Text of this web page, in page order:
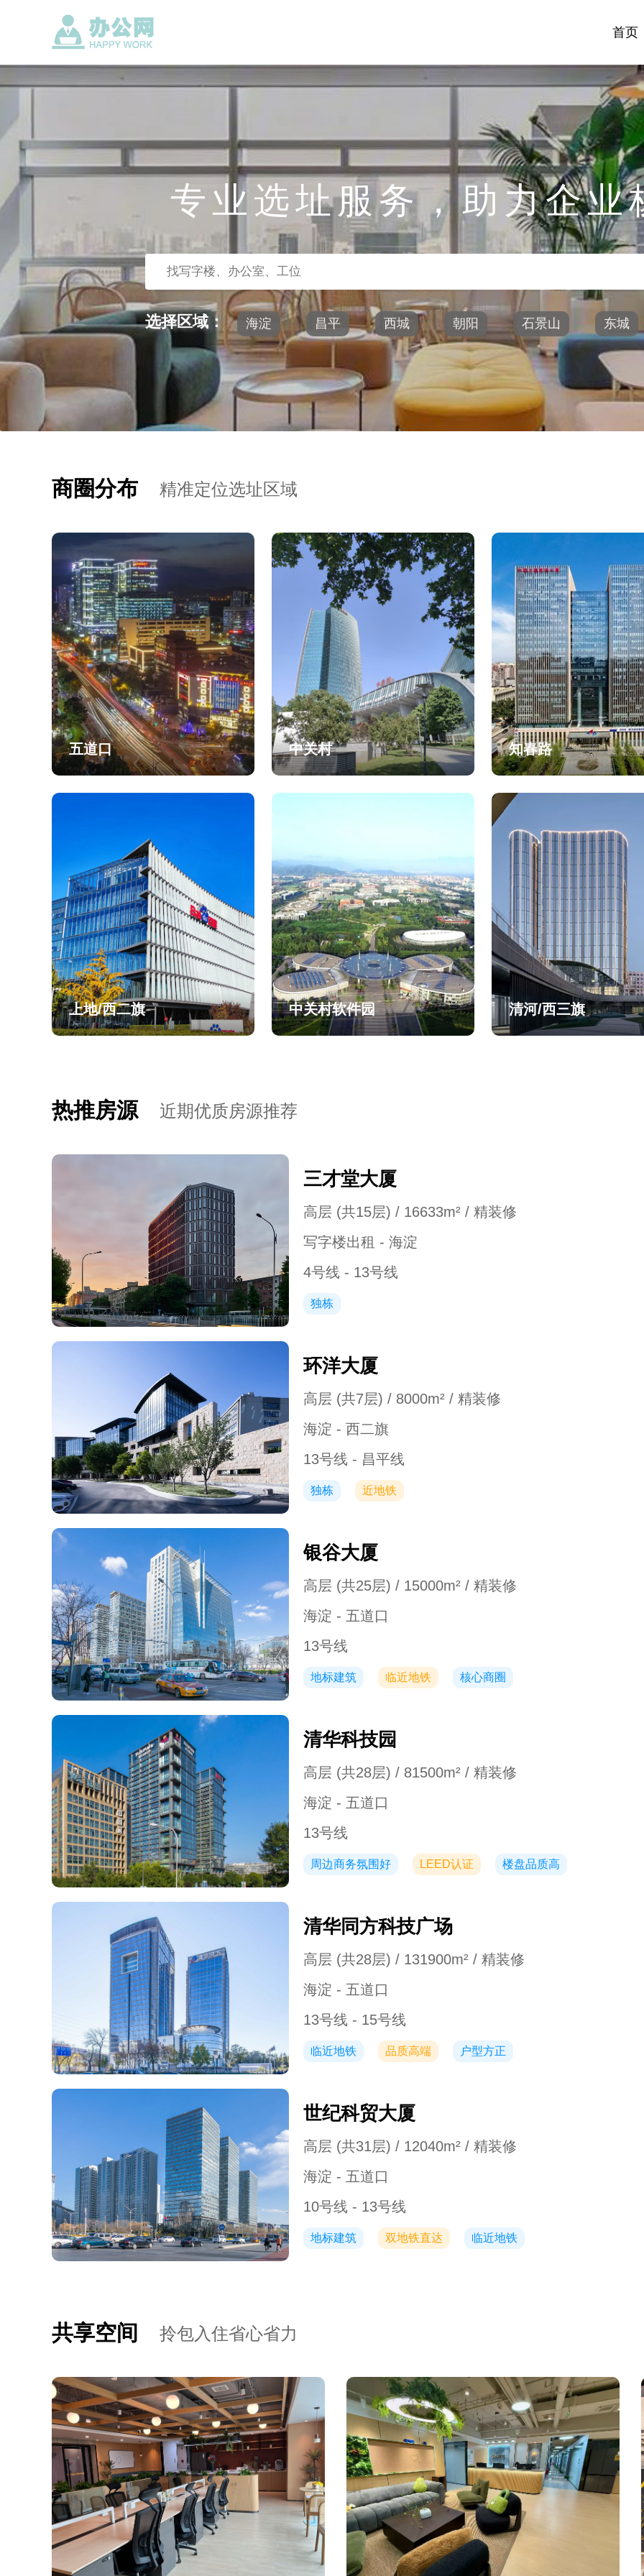
首页
专业选址服务，助力企业
选择区域： 海淀 昌平 西城 朝阳 石景山 东城
商圈分布 精准定位选址区域
五道口 中关村 知春路
上地/西二旗 中关村软件园 清河/西三旗
热推房源 近期优质房源推荐
三才堂大厦
高层 (共15层) / 16633m² / 精装修
写字楼出租 - 海淀
4号线 - 13号线
独栋
环洋大厦
高层 (共7层) / 8000m² / 精装修
海淀 - 西二旗
13号线 - 昌平线
独栋 近地铁
银谷大厦
高层 (共25层) / 15000m² / 精装修
海淀 - 五道口
13号线
地标建筑 临近地铁 核心商圈
清华科技园
高层 (共28层) / 81500m² / 精装修
海淀 - 五道口
13号线
周边商务氛围好 LEED认证 楼盘品质高
清华同方科技广场
高层 (共28层) / 131900m² / 精装修
海淀 - 五道口
13号线 - 15号线
临近地铁 品质高端 户型方正
世纪科贸大厦
高层 (共31层) / 12040m² / 精装修
海淀 - 五道口
10号线 - 13号线
地标建筑 双地铁直达 临近地铁
共享空间 拎包入住省心省力